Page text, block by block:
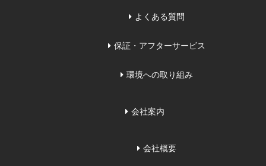
よくある質問
保証・アフターサービス
環境への取り組み
会社案内
会社概要